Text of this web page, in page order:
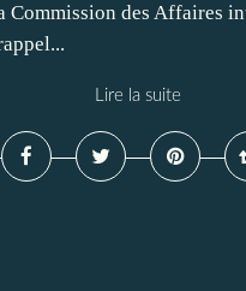
des Affaires
Lire la suite